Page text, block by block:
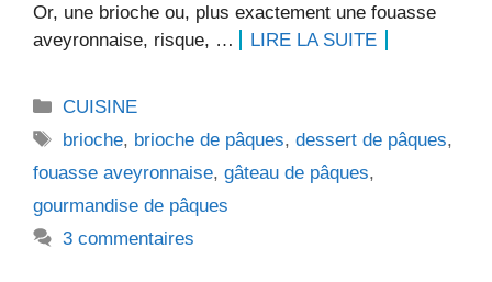
Or, une brioche ou, plus exactement une fouasse
aveyronnaise, risque, …
LIRE LA SUITE
Catégories
CUISINE
Étiquettes
brioche, brioche de pâques,dessert de pâques,
fouasse aveyronnaise, gâteau de pâques,
gourmandise de pâques
3 commentaires